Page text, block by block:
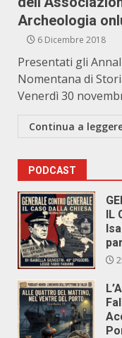
Archeologia
6 Dicembre 2018
Presentati gli
Nomentana di
Venerdì 30
Continua a
PODCAST
IL